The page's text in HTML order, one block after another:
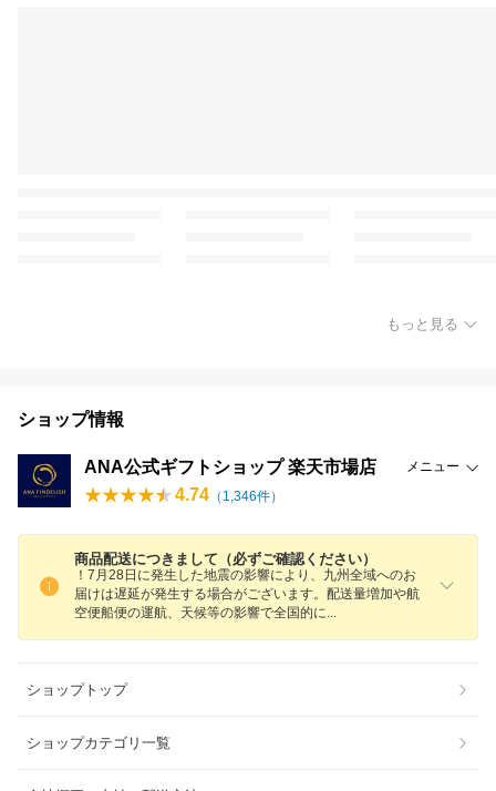
もっと見る
ショップ情報
ANA公式ギフトショップ 楽天市場店 メニュー
4.74 （ 1,346件）
商品配送につきまして（必ずご確認ください）
！7月28日に発生した地震の影響により、九州全域へのお
届けは遅延が発生する場合がございます。配送量増加や航
空便船便の運航、天候等の影響で全国的に
ショップトップ
ショップカテゴリ一覧